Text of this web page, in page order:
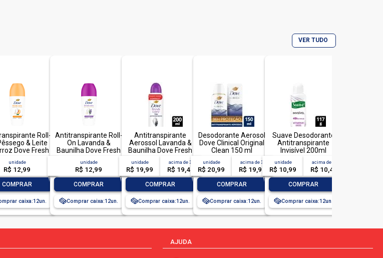
VER TUDO
Roll-
& Leite
Dove Fresh
unidade
R$ 12,99
COMPRAR
caixa:12
Antitranspirante Roll-
On Lavanda &
Baunilha Dove Fresh
unidade
R$ 12,99
COMPRAR
Comprar caixa:12
Antitranspirante
Aerossol Lavanda &
Baunilha Dove Fresh
Care 150ml Spray
unidade
R$ 19,99
acima de3
R$ 19,49
COMPRAR
Comprar caixa:12
Desodorante Aerosol
Dove Clinical Original
Clean 150 ml
unidade
R$ 20,99
acima de3
R$ 19,99
COMPRAR
Comprar caixa:12
Suave Desodorante
Antitranspirante
Invisível 200ml
unidade
R$ 10,99
acima de
R$ 10,49
COMPRAR
Comprar caixa:12
AJUDA